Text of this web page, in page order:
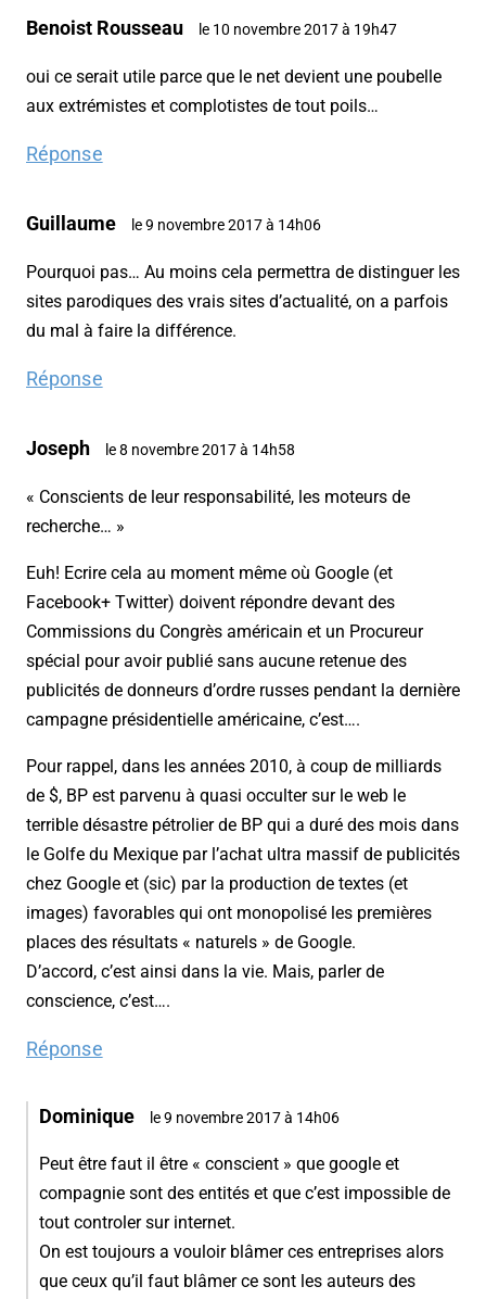
Benoist Rousseau le 10 novembre 2017 à 19h47
oui ce serait utile parce que le net devient une poubelle
aux extrémistes et complotistes de tout poils…
Réponse
Guillaume le 9 novembre 2017 à 14h06
Pourquoi pas… Au moins cela permettra de distinguer les
sites parodiques des vrais sites d’actualité, on a parfois
du mal à faire la différence.
Réponse
Joseph le 8 novembre 2017 à 14h58
« Conscients de leur responsabilité, les moteurs de
recherche… »
Euh! Ecrire cela au moment même où Google (et
Facebook+ Twitter) doivent répondre devant des
Commissions du Congrès américain et un Procureur
spécial pour avoir publié sans aucune retenue des
publicités de donneurs d’ordre russes pendant la dernière
campagne présidentielle américaine, c’est….
Pour rappel, dans les années 2010, à coup de milliards
de $, BP est parvenu à quasi occulter sur le web le
terrible désastre pétrolier de BP qui a duré des mois dans
le Golfe du Mexique par l’achat ultra massif de publicités
chez Google et (sic) par la production de textes (et
images) favorables qui ont monopolisé les premières
places des résultats « naturels » de Google.
D’accord, c’est ainsi dans la vie. Mais, parler de
conscience, c’est….
Réponse
Dominique le 9 novembre 2017 à 14h06
Peut être faut il être « conscient » que google et
compagnie sont des entités et que c’est impossible de
tout controler sur internet.
On est toujours a vouloir blâmer ces entreprises alors
que ceux qu’il faut blâmer ce sont les auteurs des